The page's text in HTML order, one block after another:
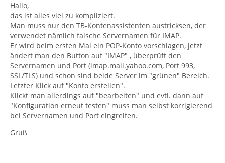
Hallo,
das ist alles viel zu kompliziert.
Man muss nur den TB-Kontenassistenten austricksen, der
verwendet nämlich falsche Servernamen für IMAP.
Er wird beim ersten Mal ein POP-Konto vorschlagen, jetzt
ändert man den Button auf "IMAP" , überprüft den
Servernamen und Port (imap.mail.yahoo.com, Port 993,
SSL/TLS) und schon sind beide Server im "grünen" Bereich.
Letzter Klick auf "Konto erstellen".
Klickt man allerdings auf "bearbeiten" und evtl. dann auf
"Konfiguration erneut testen" muss man selbst korrigierend
bei Servernamen und Port eingreifen.
Gruß